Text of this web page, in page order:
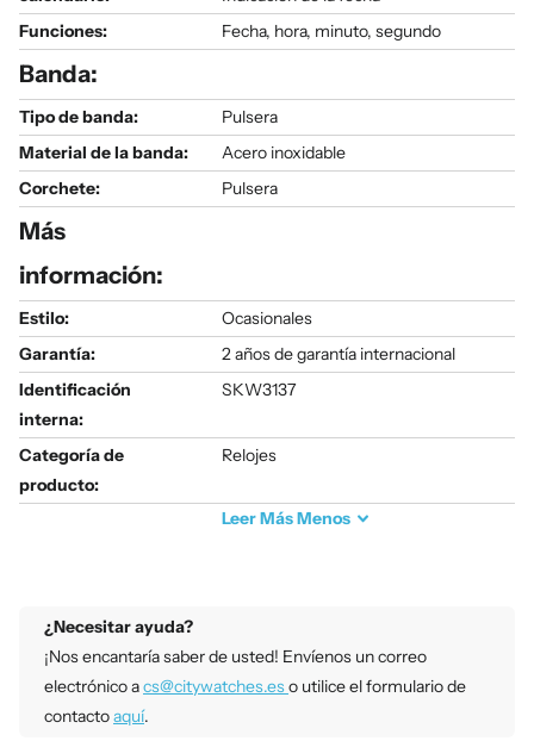
Funciones:
Fecha, hora, minuto, segundo
Banda:
Tipo de banda:
Pulsera
Material de la banda:
Acero inoxidable
Corchete:
Pulsera
Más
información:
Estilo:
Ocasionales
Garantía:
2 años de garantía internacional
Identificación
interna:
SKW3137
Categoría de
producto:
Relojes
LeerMásMenos
¿Necesitar ayuda?
¡Nos encantaría saber de usted! Envíenos un correo
electrónico acs@citywatches.eso utilice el formulario de
contactoaquí.